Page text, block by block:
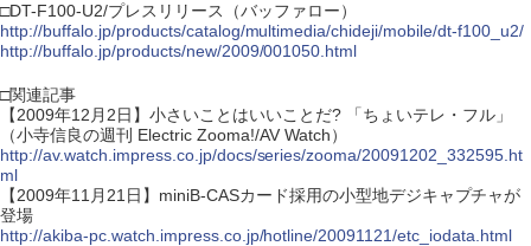
□DT-F100-U2/プレスリリース（バッファロー）
http://buffalo.jp/products/catalog/multimedia/chideji/mobile/dt-f100_u2/
http://buffalo.jp/products/new/2009/001050.html
□関連記事
【2009年12月2日】小さいことはいいことだ? 「ちょいテレ・フル」
（小寺信良の週刊 Electric Zooma!/AV Watch）
http://av.watch.impress.co.jp/docs/series/zooma/20091202_332595.ht
ml
【2009年11月21日】miniB-CASカード採用の小型地デジキャプチャが
登場
http://akiba-pc.watch.impress.co.jp/hotline/20091121/etc_iodata.html